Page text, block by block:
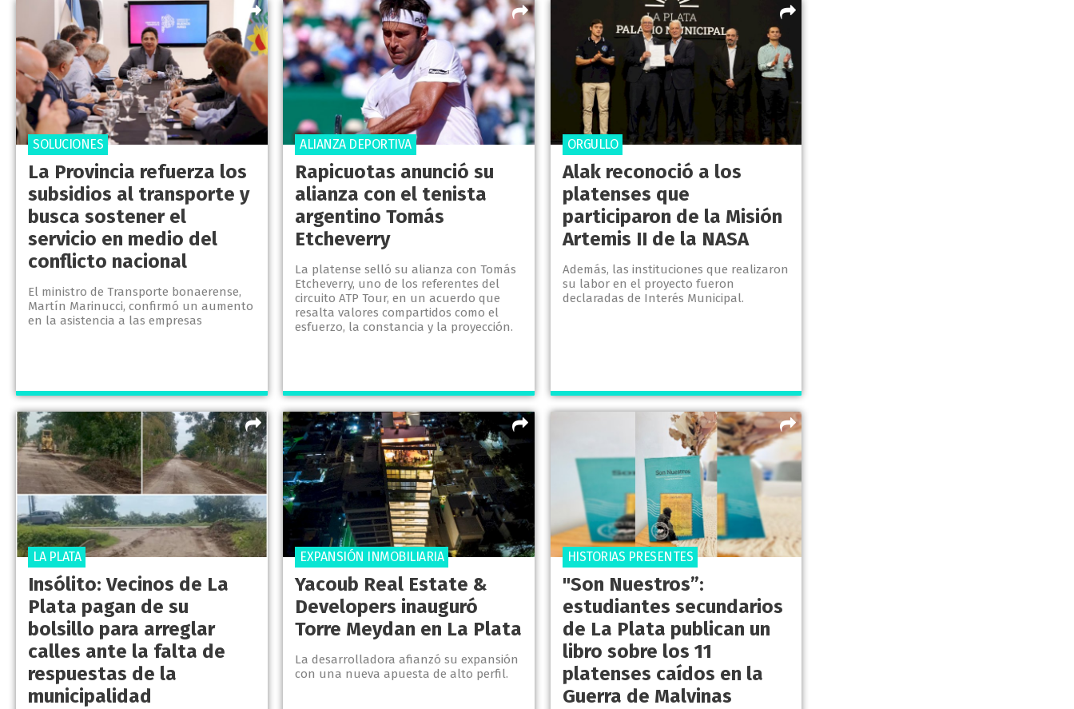
La Provincia refuerza los
subsidios al transporte y
busca sostener el
servicio en medio del
conflicto nacional
El ministro de Transporte bonaerense,
Martín Marinucci, confirmó un aumento
en la asistencia a las empresas
SOLUCIONES
Rapicuotas anunció su
alianza con el tenista
argentino Tomás
Etcheverry
La platense selló su alianza con Tomás
Etcheverry, uno de los referentes del
circuito ATP Tour, en un acuerdo que
resalta valores compartidos como el
esfuerzo, la constancia y la proyección.
ALIANZA DEPORTIVA
Alak reconoció a los
platenses que
participaron de la Misión
Artemis II de la NASA
Además, las instituciones que realizaron
su labor en el proyecto fueron
declaradas de Interés Municipal.
ORGULLO
Insólito: Vecinos de La
Plata pagan de su
bolsillo para arreglar
calles ante la falta de
respuestas de la
municipalidad
LA PLATA
Yacoub Real Estate &
Developers inauguró
Torre Meydan en La Plata
La desarrolladora afianzó su expansión
con una nueva apuesta de alto perfil.
EXPANSIÓN INMOBILIARIA
"Son Nuestros”:
estudiantes secundarios
de La Plata publican un
libro sobre los 11
platenses caídos en la
Guerra de Malvinas
HISTORIAS PRESENTES